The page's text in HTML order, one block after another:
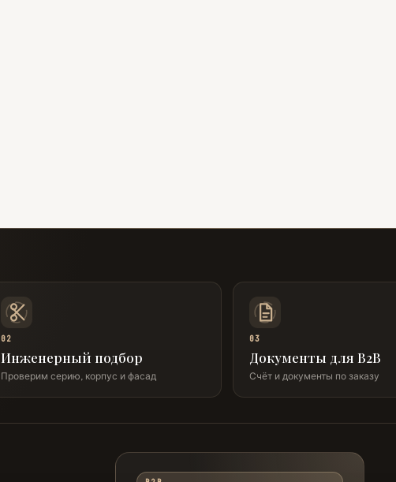
02
Инженерный подбор
Проверим серию, корпус и фасад
03
Документы для B2B
Счёт и документы по заказу